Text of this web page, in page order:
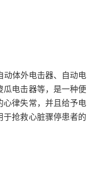
动体外电击器、自动电
瓜电击器等，是一种便
心律失常，并且给予电
于抢救心脏骤停患者的